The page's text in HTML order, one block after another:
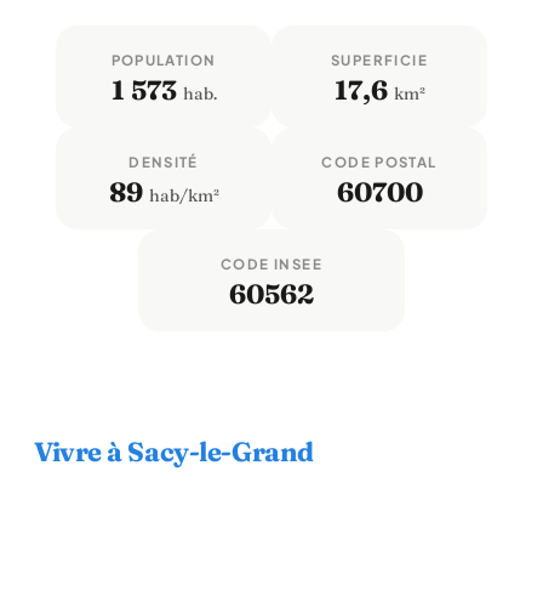
POPULATION
1 573 hab.
SUPERFICIE
17,6 km²
DENSITÉ
89 hab/km²
CODE POSTAL
60700
CODE INSEE
60562
Vivre à Sacy-le-Grand